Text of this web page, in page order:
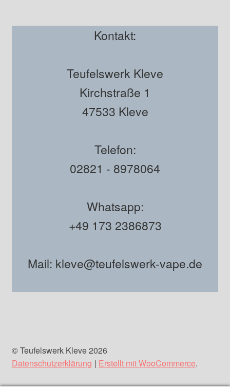
Kontakt:
Teufelswerk Kleve
Kirchstraße 1
47533 Kleve
Telefon:
02821 - 8978064
Whatsapp:
+49 173 2386873
Mail: kleve@teufelswerk-vape.de
© Teufelswerk Kleve 2026
Datenschutzerklärung
Erstellt mit WooCommerce.